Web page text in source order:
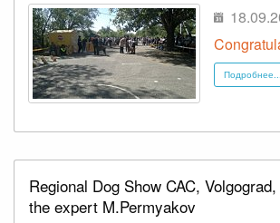
Подробнее...
Regional Dog Show CAC,
the expert M.Permyakov